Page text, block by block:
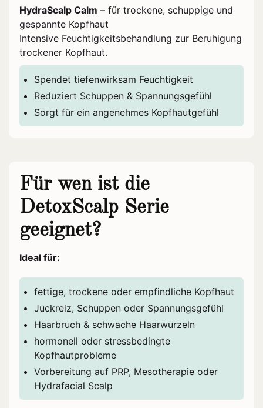
HydraScalp Calm – für trockene, schuppige und
gespannte Kopfhaut
Intensive Feuchtigkeitsbehandlung zur Beruhigung
trockener Kopfhaut.
Spendet tiefenwirksam Feuchtigkeit
Reduziert Schuppen & Spannungsgefühl
Sorgt für ein angenehmes Kopfhautgefühl
Für wen ist die
DetoxScalp Serie
geeignet?
Ideal für:
fettige, trockene oder empfindliche Kopfhaut
Juckreiz, Schuppen oder Spannungsgefühl
Haarbruch & schwache Haarwurzeln
hormonell oder stressbedingte
Kopfhautprobleme
Vorbereitung auf PRP, Mesotherapie oder
Hydrafacial Scalp